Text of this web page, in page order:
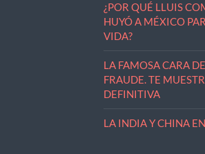
¿POR QUÉ LLUIS
HUYÓ A MÉXICO
VIDA?
LA FAMOSA CARA
FRAUDE. TE
DEFINITIVA
LA INDIA Y CHINA